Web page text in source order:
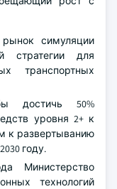
рынок симуляции
стратегии для
транспортных
достичь 50%
уровня 2+ к
к развертыванию
году.
Министерство
технологий